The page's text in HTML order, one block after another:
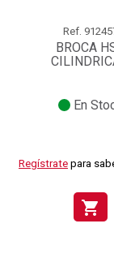
Ref.
BROCA
En
Regístrate para
shopping_cart